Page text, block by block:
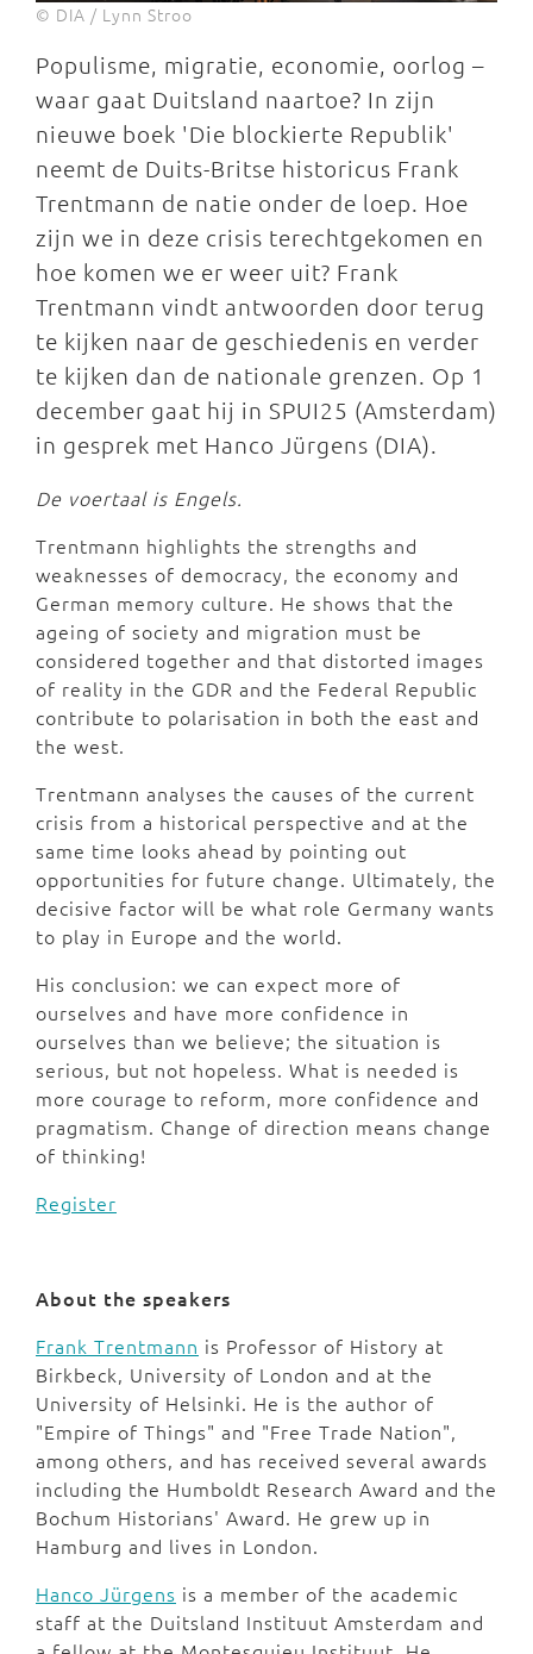
© DIA / Lynn Stroo
Populisme, migratie, economie, oorlog –
waar gaat Duitsland naartoe? In zijn
nieuwe boek 'Die blockierte Republik'
neemt de Duits-Britse historicus Frank
Trentmann de natie onder de loep. Hoe
zijn we in deze crisis terechtgekomen en
hoe komen we er weer uit? Frank
Trentmann vindt antwoorden door terug
te kijken naar de geschiedenis en verder
te kijken dan de nationale grenzen. Op 1
december gaat hij in SPUI25 (Amsterdam)
in gesprek met Hanco Jürgens (DIA).
De voertaal is Engels.
Trentmann highlights the strengths and
weaknesses of democracy, the economy and
German memory culture. He shows that the
ageing of society and migration must be
considered together and that distorted images
of reality in the GDR and the Federal Republic
contribute to polarisation in both the east and
the west.
Trentmann analyses the causes of the current
crisis from a historical perspective and at the
same time looks ahead by pointing out
opportunities for future change. Ultimately, the
decisive factor will be what role Germany wants
to play in Europe and the world.
His conclusion: we can expect more of
ourselves and have more confidence in
ourselves than we believe; the situation is
serious, but not hopeless. What is needed is
more courage to reform, more confidence and
pragmatism. Change of direction means change
of thinking!
Register
About the speakers
Frank Trentmann is Professor of History at
Birkbeck, University of London and at the
University of Helsinki. He is the author of
"Empire of Things" and "Free Trade Nation",
among others, and has received several awards
including the Humboldt Research Award and the
Bochum Historians' Award. He grew up in
Hamburg and lives in London.
Hanco Jürgens is a member of the academic
staff at the Duitsland Instituut Amsterdam and